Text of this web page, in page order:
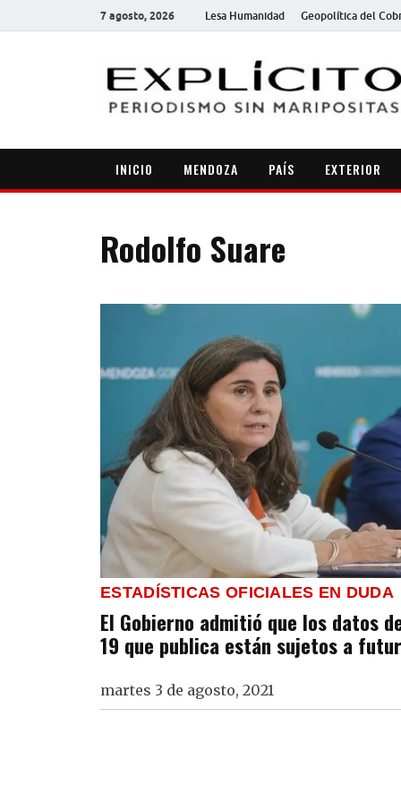
7 agosto, 2026 Lesa Humanidad Geopolítica del
INICIO MENDOZA PAÍS EXTERIOR
Rodolfo Suare
ESTADÍSTICAS OFICIALES EN DUDA
El Gobierno admitió que los datos
19 que publica están sujetos a
martes 3 de agosto, 2021